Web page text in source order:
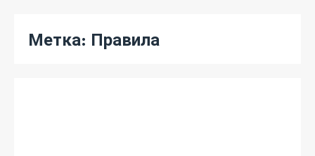
Метка: Правила